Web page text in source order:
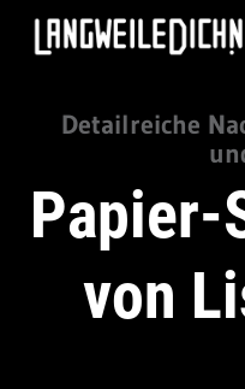
Detailreiche
Papier-
von